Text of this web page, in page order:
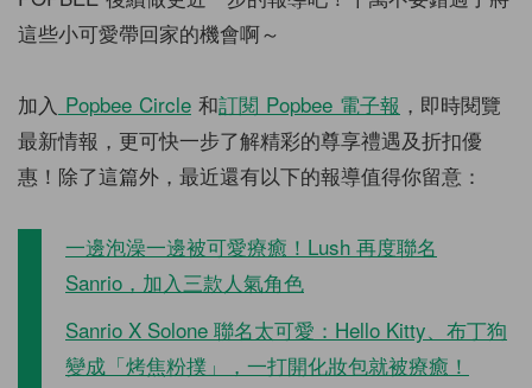
這些小可愛帶回家的機會啊～
加入 Popbee Circle 和訂閱 Popbee 電子報 ，即時閱覽
最新情報，更可快一步了解精彩的尊享禮遇及折扣優
惠！除了這篇外，最近還有以下的報導值得你留意：
一邊泡澡一邊被可愛療癒！Lush 再度聯名
Sanrio，加入三款人氣角色
Sanrio X Solone 聯名太可愛：Hello Kitty、布丁狗
變成「烤焦粉撲」，一打開化妝包就被療癒！